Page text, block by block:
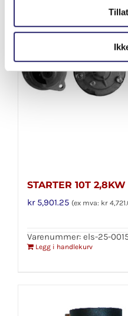
STARTER 10T
kr5,901.25 (ex mva: kr
Varenummer: els-25-
Legg i handlekurv